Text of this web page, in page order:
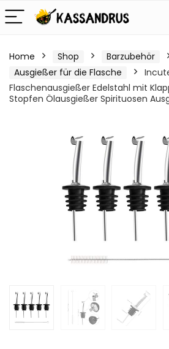
Home Shop
Barzubehör
Ausgießer für die Flasche
Flaschenausgießer Edelstahl mit
Stopfen Ölausgießer Spirituosen